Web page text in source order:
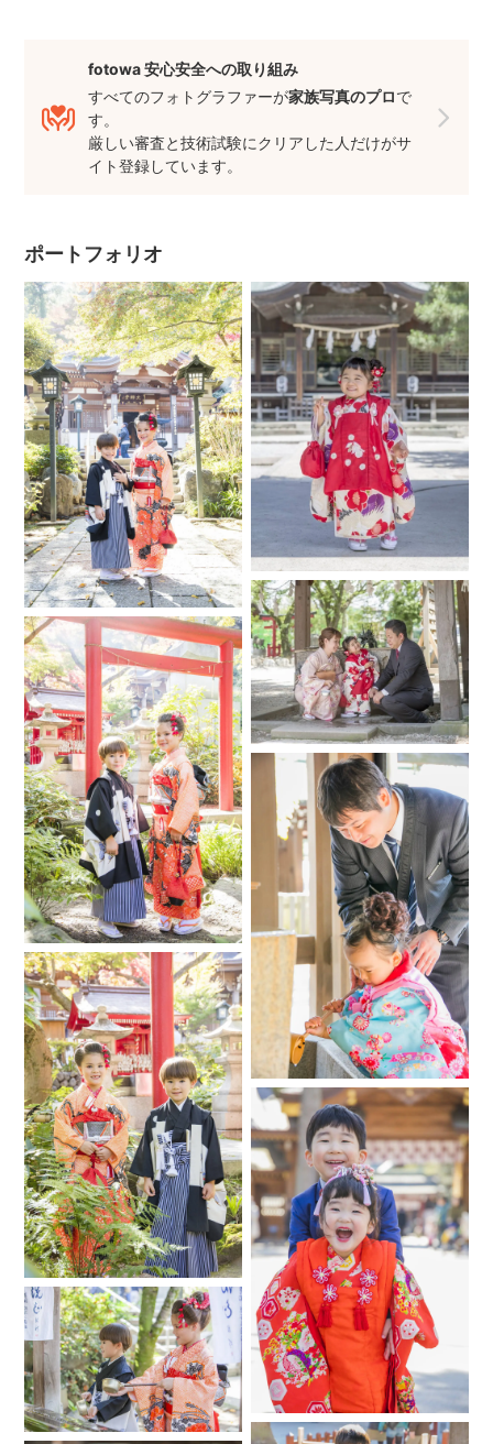
これまで作品を欧米・アジアで展示する機会に恵まれ、
海外作家との交流を通して「写真と社会の関係性」へ関心を
深め、積極的に活動しています。
を一緒に残せたら嬉しいです。
撮影のご相談だけでもお気軽にメッセージください。
fotowa 安心安全への取り組み
すべてのフォトグラファーが家族写真のプロで
す。
厳しい審査と技術試験にクリアした人だけがサ
イト登録しています。
ポートフォリオ